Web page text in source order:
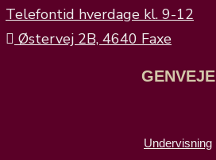
Telefontid hverdage kl. 9-12
Østervej 2B, 4640 Faxe
GENVEJE
Undervisning